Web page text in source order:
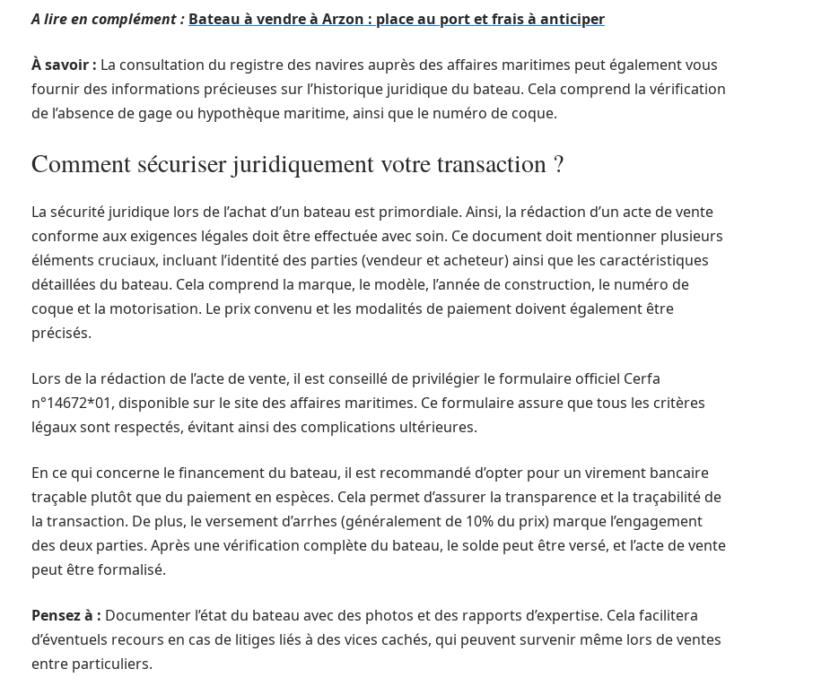
A lire en complément : Bateau à vendre à Arzon : place au port et frais à anticiper
À savoir : La consultation du registre des navires auprès des affaires maritimes peut également vous
fournir des informations précieuses sur l’historique juridique du bateau. Cela comprend la vérification
de l’absence de gage ou hypothèque maritime, ainsi que le numéro de coque.
Comment sécuriser juridiquement votre transaction ?
La sécurité juridique lors de l’achat d’un bateau est primordiale. Ainsi, la rédaction d’un acte de vente
conforme aux exigences légales doit être effectuée avec soin. Ce document doit mentionner plusieurs
éléments cruciaux, incluant l’identité des parties (vendeur et acheteur) ainsi que les caractéristiques
détaillées du bateau. Cela comprend la marque, le modèle, l’année de construction, le numéro de
coque et la motorisation. Le prix convenu et les modalités de paiement doivent également être
précisés.
Lors de la rédaction de l’acte de vente, il est conseillé de privilégier le formulaire officiel Cerfa
n°14672*01, disponible sur le site des affaires maritimes. Ce formulaire assure que tous les critères
légaux sont respectés, évitant ainsi des complications ultérieures.
En ce qui concerne le financement du bateau, il est recommandé d’opter pour un virement bancaire
traçable plutôt que du paiement en espèces. Cela permet d’assurer la transparence et la traçabilité de
la transaction. De plus, le versement d’arrhes (généralement de 10% du prix) marque l’engagement
des deux parties. Après une vérification complète du bateau, le solde peut être versé, et l’acte de vente
peut être formalisé.
Pensez à : Documenter l’état du bateau avec des photos et des rapports d’expertise. Cela facilitera
d’éventuels recours en cas de litiges liés à des vices cachés, qui peuvent survenir même lors de ventes
entre particuliers.